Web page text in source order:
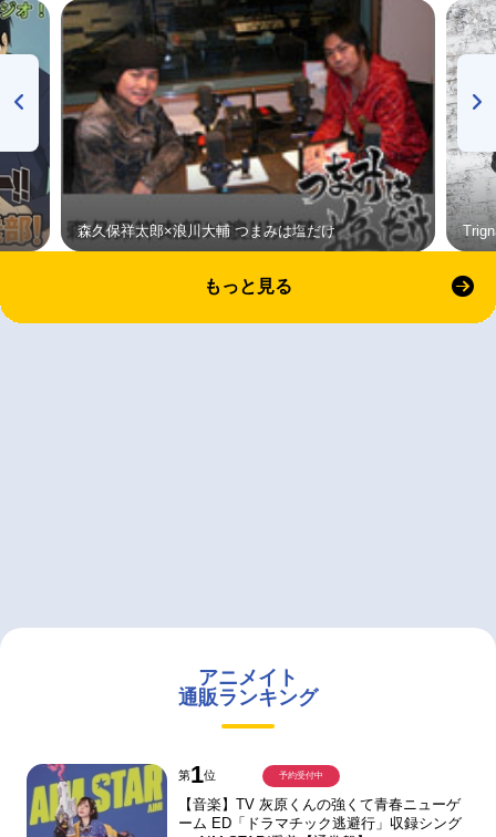
森久保祥太郎×浪川大輔 つまみは塩だけ
もっと見る
アニメイト
通販ランキング
第1位
【音楽】TV 灰原くんの強くて青春ニューゲ
ーム ED「ドラマチック逃避行」収録シング
予約受付中